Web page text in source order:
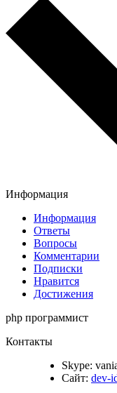
Информация
Информация
Ответы
Вопросы
Комментарии
Подписки
Нравится
Достижения
php программист
Контакты
Skype:
Сайт: dev-